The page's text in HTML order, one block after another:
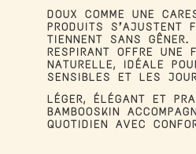
DOUX COMME UNE
PRODUITS S’AJUSTENT
TIENNENT SANS GÊNER.
RESPIRANT OFFRE UNE
NATURELLE, IDÉALE
SENSIBLES ET LES
LÉGER, ÉLÉGANT ET
BAMBOOSKIN
QUOTIDIEN AVEC